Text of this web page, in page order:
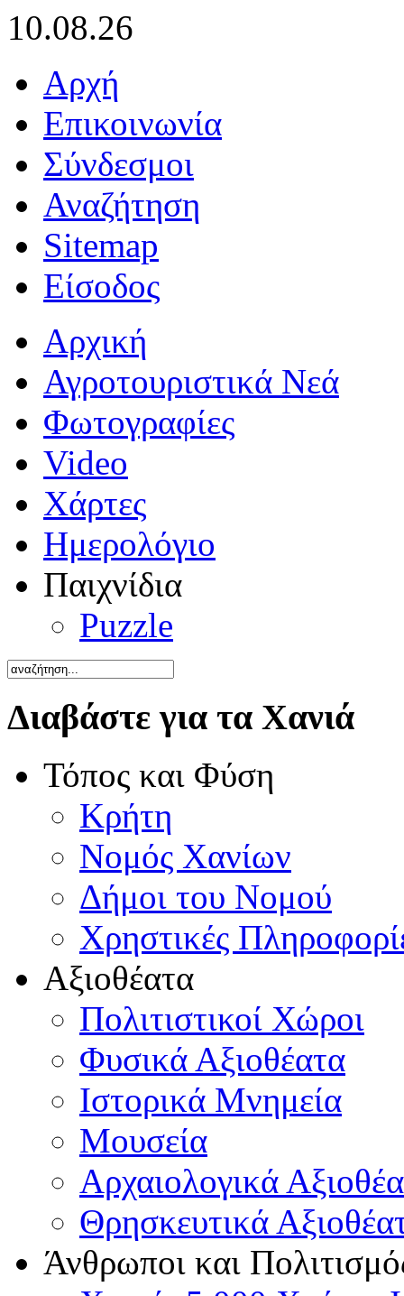
10.08.26
Αρχή
Επικοινωνία
Σύνδεσμοι
Αναζήτηση
Sitemap
Είσοδος
Αρχική
Αγροτουριστικά Νεά
Φωτογραφίες
Video
Χάρτες
Ημερολόγιο
Παιχνίδια
Puzzle
Διαβάστε για τα Χανιά
Τόπος και Φύση
Κρήτη
Νομός Χανίων
Δήμοι του Νομού
Χρηστικές
Αξιοθέατα
Πολιτιστικοί Χώροι
Φυσικά Αξιοθέατα
Ιστορικά Μνημεία
Μουσεία
Αρχαιολογικά
Θρησκευτικά
Άνθρωποι και